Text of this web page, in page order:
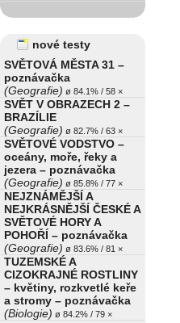
nové testy
SVĚTOVÁ MĚSTA 31 –
poznávačka
(Geografie) ø 84.1% / 58 ×
SVĚT V OBRAZECH 2 –
BRAZÍLIE
(Geografie) ø 82.7% / 63 ×
SVĚTOVÉ VODSTVO –
oceány, moře, řeky a
jezera – poznávačka
(Geografie) ø 85.8% / 77 ×
NEJZNÁMĚJŠÍ A
NEJKRÁSNĚJŠÍ ČESKÉ A
SVĚTOVÉ HORY A
POHOŘÍ – poznávačka
(Geografie) ø 83.6% / 81 ×
TUZEMSKÉ A
CIZOKRAJNÉ ROSTLINY
– květiny, rozkvetlé keře
a stromy – poznávačka
(Biologie) ø 84.2% / 79 ×